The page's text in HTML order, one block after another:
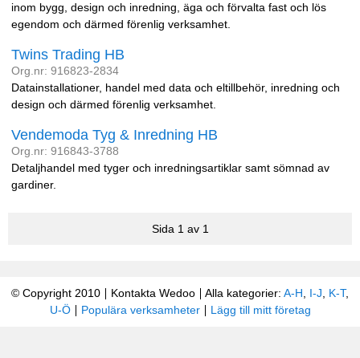
inom bygg, design och inredning, äga och förvalta fast och lös
egendom och därmed förenlig verksamhet.
Twins Trading HB
Org.nr: 916823-2834
Datainstallationer, handel med data och eltillbehör, inredning och
design och därmed förenlig verksamhet.
Vendemoda Tyg & Inredning HB
Org.nr: 916843-3788
Detaljhandel med tyger och inredningsartiklar samt sömnad av
gardiner.
Sida 1 av 1
© Copyright 2010 Kontakta Wedoo Alla kategorier: A-H I-J K-T,
U-Ö
Populära verksamheter Lägg till mitt företag